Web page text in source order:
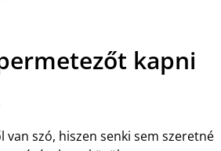
kapni
szó, hiszen senki sem szeretné